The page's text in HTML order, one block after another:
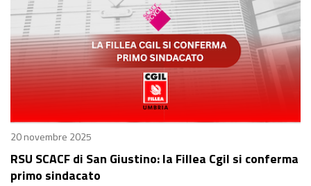
20 novembre 2025
RSU SCACF di San Giustino: la Fillea Cgil si conferma
primo sindacato